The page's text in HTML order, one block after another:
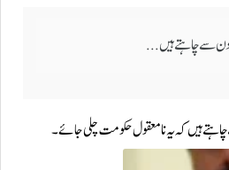
دن سے چاہتے ہیں...
چاہتے ہیں کہ یہ نامعقول حکومت چلی جائے۔